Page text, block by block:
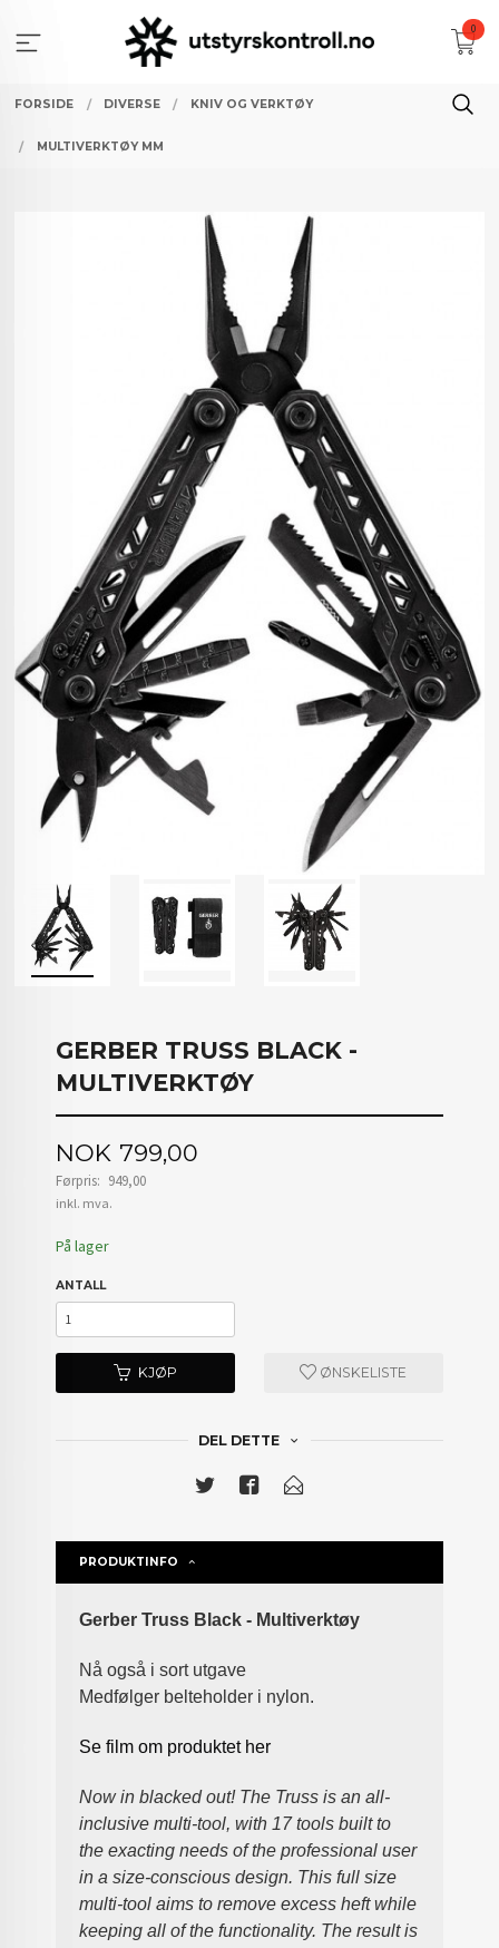
innholdet
0
FORSIDE DIVERSE KNIV OG VERKTØY
MULTIVERKTØY MM
GERBER TRUSS BLACK -
MULTIVERKTØY
Tilbud
NOK 799,00
Førpris: 949,00
Rabatt
inkl. mva.
På lager
ANTALL
KJØP ØNSKELISTE
DEL DETTE
PRODUKTINFO
Gerber Truss Black - Multiverktøy
Nå også i sort utgave
Medfølger belteholder i nylon.
Se film om produktet her
Now in blacked out! The Truss is an all-
inclusive multi-tool, with 17 tools built to
the exacting needs of the professional user
in a size-conscious design. This full size
multi-tool aims to remove excess heft while
keeping all of the functionality. The result is